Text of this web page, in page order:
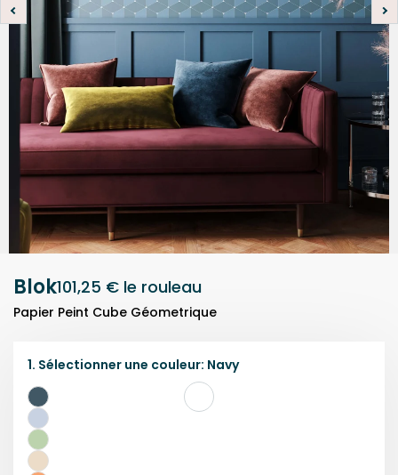
Blok101,25 € le rouleau
Papier Peint Cube Géometrique
1. Sélectionner une couleur: Navy
Bleu
Marine
Light
blue
Vert